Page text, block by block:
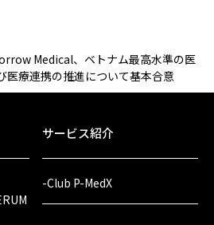
Medical、ベトナム最高水準の医
医療連携の推進について基本合意
サービス紹介
-Club P-MedX